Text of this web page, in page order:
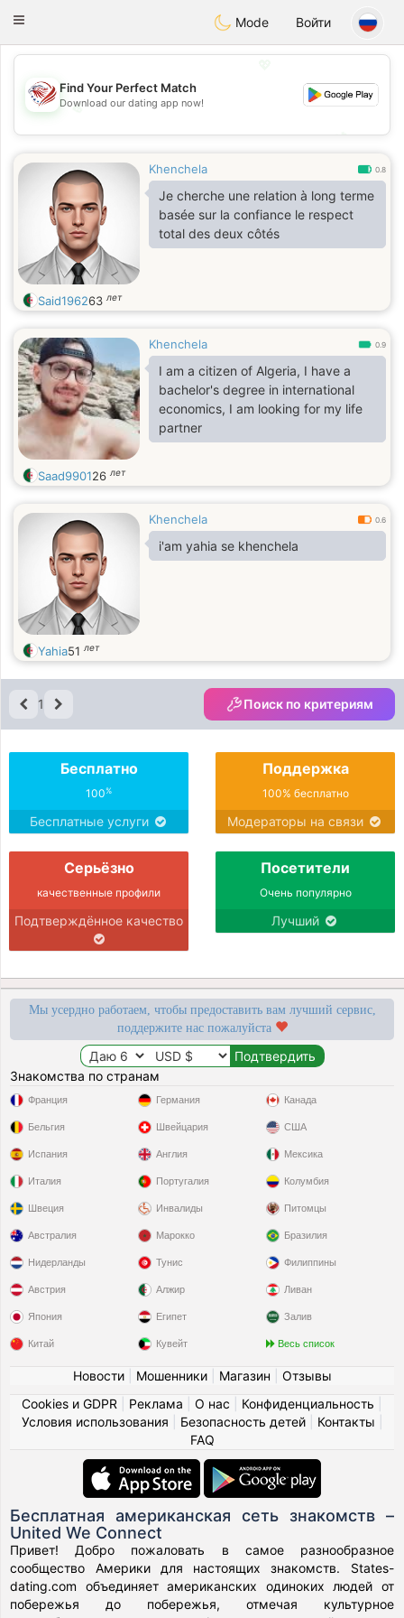
Dating
Toggle
Mode Войти
💖
💕
Find Your Perfect Match
Download our dating app now!
Khenchela 0.8
Je cherche une relation à long terme
basée sur la confiance le respect
total des deux côtés
Said196263 лет
Khenchela 0.9
I am a citizen of Algeria, I have a
bachelor's degree in international
economics, I am looking for my life
partner
Saad990126 лет
Khenchela 0.6
i'am yahia se khenchela
Yahia51 лет
1 Поиск по критериям
Бесплатно
100%
Бесплатные услуги
Поддержка
100% бесплатно
Модераторы на связи
Серьёзно
качественные профили
Подтверждённое качество
Посетители
Очень популярно
Лучший
Мы усердно работаем, чтобы предоставить вам лучший сервис,
поддержите нас пожалуйста
Знакомства по странам
Франция
Бельгия
Испания
Италия
Швеция
Германия
Швейцария
Англия
Португалия
Инвалиды
Канада
США
Мексика
Колумбия
Питомцы
Австралия
Нидерланды
Австрия
Япония
Китай
Марокко
Тунис
Алжир
Египет
Кувейт
Бразилия
Филиппины
Ливан
Залив
Весь список
Новости| Мошенники| Магазин
Отзывы
Cookies и GDPR
Реклама О нас Конфиденциальность
Условия использования
Безопасность детей| Контакты
FAQ
Бесплатная американская сеть знакомств –
United We Connect
Привет! Добро пожаловать в самое разнообразное
сообщество Америки для настоящих знакомств. States-
dating.com объединяет американских одиноких людей от
побережья до побережья, отмечая культурное